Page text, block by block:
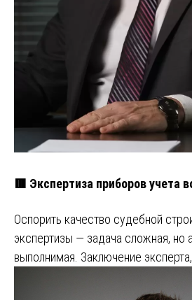
🟥 Экспертиза приборов учета
Оспорить качество судебной
экспертизы — задача сложная, но
выполнимая. Заключение эксперта,